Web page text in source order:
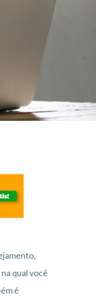
qual você
é